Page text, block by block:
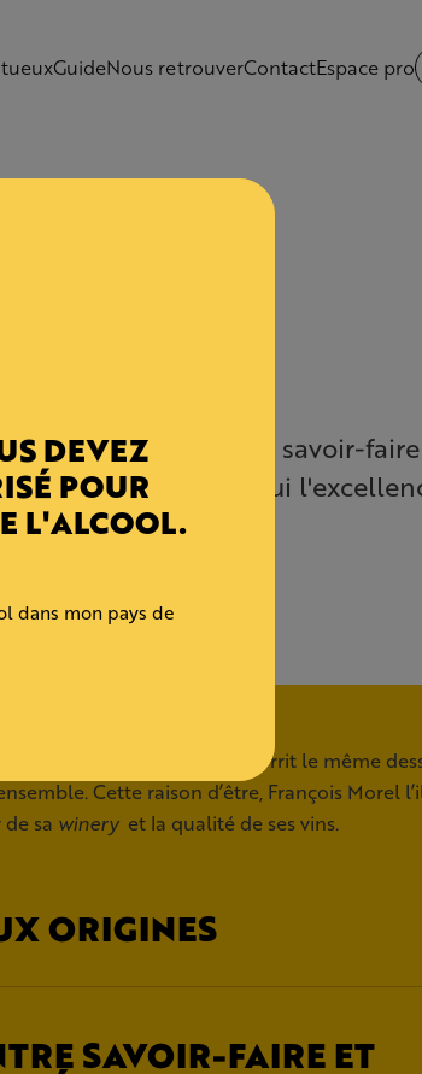
GuideNous retrouverContactEspace pro
le terroir et fruit d'un savoir-
incarne aujourd'hui
de Gascogne.
la famille Morel nourrit le même
Cette raison d’être, François Morel
sa wineryet la qualité de ses vins.
ORIGINES
SAVOIR-FAIRE ET
DEVEZ
POUR
L'ALCOOL.
dans mon pays de